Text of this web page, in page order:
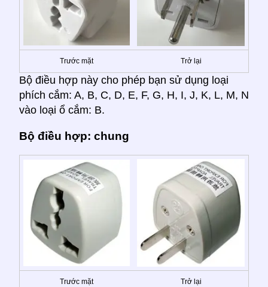
Trước mặt Trở lại
Bộ điều hợp này cho phép bạn sử dụng loại
phích cắm: A, B, C, D, E, F, G, H, I, J, K, L, M, N
vào loại ổ cắm: B.
Bộ điều hợp: chung
Trước mặt Trở lại